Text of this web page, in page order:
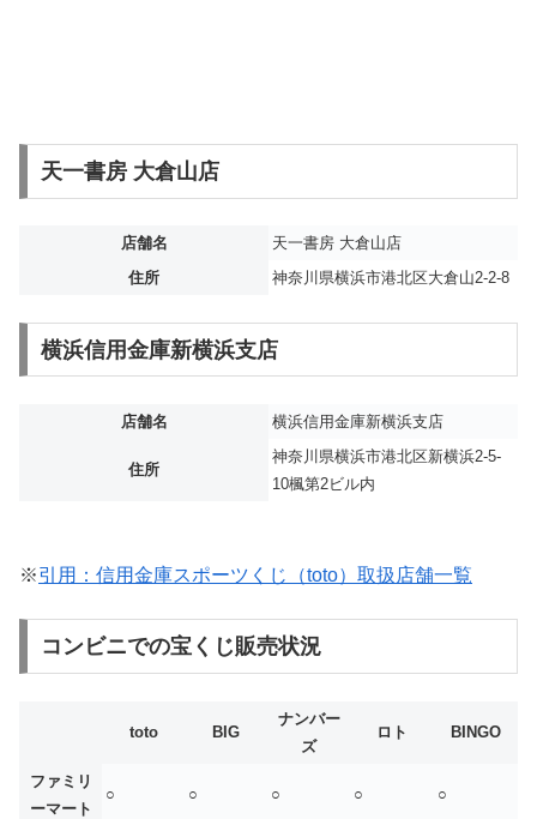
天一書房 大倉山店
店舗名
天一書房 大倉山店
住所
神奈川県横浜市港北区大倉山2-2-8
横浜信用金庫新横浜支店
店舗名 横浜信用金庫新横浜支店
住所
神奈川県横浜市港北区新横浜2-5-
10楓第2ビル内
※引用：信用金庫スポーツくじ（toto）取扱店舗一覧
コンビニでの宝くじ販売状況
toto BIG
ナンバー
ズ
ロト BINGO
ファミリ
ーマート
○ ○ ○ ○ ○